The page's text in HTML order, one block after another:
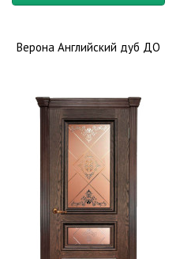
Верона Английский дуб ДО